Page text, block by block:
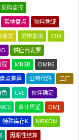
采购监控
实地盘点
物料凭证
退货 货物发出
STO
供应商发票
程 MRBR
OMR6
盘点差异 公司代码
工厂
色 CVI
伙伴确定
会计凭证
OMJJ
特殊库存K
MRKON
周期性结算